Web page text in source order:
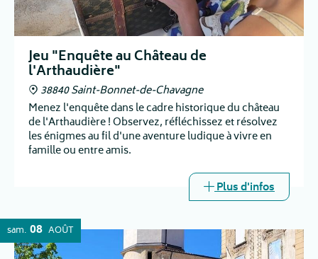
Jeu "Enquête au Château de
l'Arthaudière"
38840 Saint-Bonnet-de-Chavagne
Menez l'enquête dans le cadre historique du château
de l'Arthaudière ! Observez, réfléchissez et résolvez
les énigmes au fil d'une aventure ludique à vivre en
famille ou entre amis.
Plus d'infos
sam. 08 AOÛT